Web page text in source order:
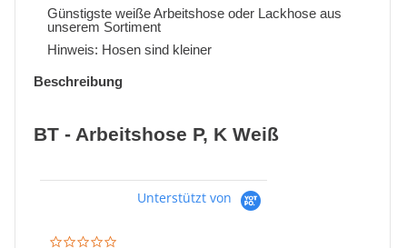
Günstigste weiße Arbeitshose oder Lackhose aus
unserem Sortiment
Hinweis: Hosen sind kleiner
Beschreibung
BT - Arbeitshose P, K Weiß
Unterstützt von